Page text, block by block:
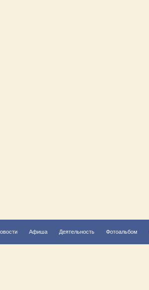
Афиша Деятельность Фотоальбом